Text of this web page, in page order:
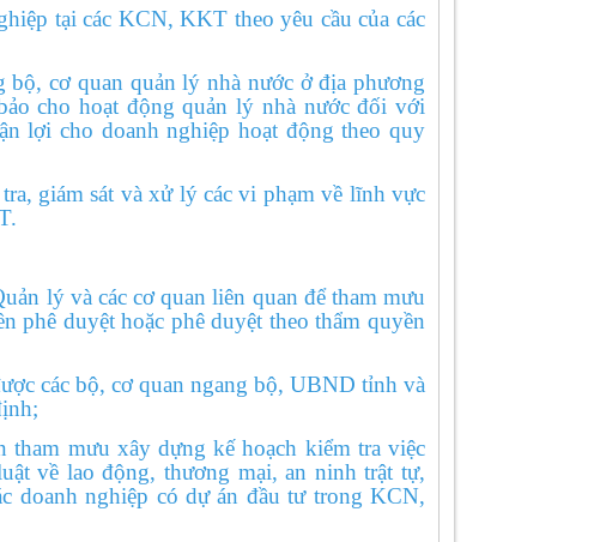
tại các KCN, KKT theo yêu cầu của các
cơ quan quản lý nhà nước ở địa phương
cho hoạt động quản lý nhà nước đối với
lợi cho doanh nghiệp hoạt động theo quy
giám sát và xử lý các vi phạm về lĩnh vực
lý và các cơ quan liên quan để tham mưu
phê duyệt hoặc phê duyệt theo thẩm quyền
các bộ, cơ quan ngang bộ, UBND tỉnh và
mưu xây dựng kế hoạch kiểm tra việc
về lao động, thương mại, an ninh trật tự,
doanh nghiệp có dự án đầu tư trong KCN,